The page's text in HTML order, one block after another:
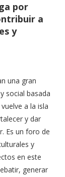
por
a
y
una gran
social basada
a la isla
y dar
Es un foro de
y
en este
generar